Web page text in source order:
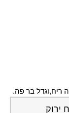
ריח,וגדל בר פה.
ירוק